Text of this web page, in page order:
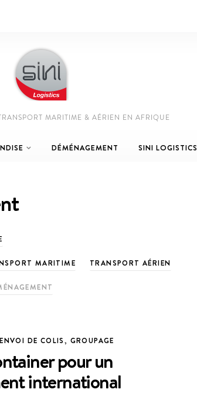
MARITIME & AÉRIEN EN AFRIQUE
DÉMÉNAGEMENT SINI LOGISTICS
MARITIME TRANSPORT AÉRIEN
ENVOI DE COLIS, GROUPAGE
pour un
international